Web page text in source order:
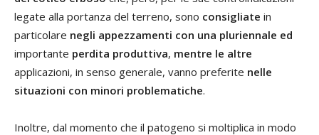
legate alla portanza del terreno, sono consigliate in
particolare negli appezzamenti con una pluriennale ed
importante perdita produttiva, mentre le altre
applicazioni, in senso generale, vanno preferite nelle
situazioni con minori problematiche.
Inoltre, dal momento che il patogeno si moltiplica in modo